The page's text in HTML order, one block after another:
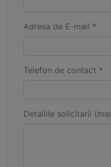
Adresa de E-mail *
Telefon de contact *
Detaliile solicitarii